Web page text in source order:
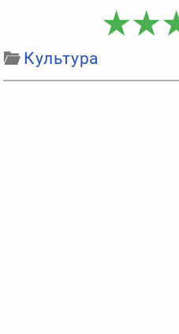
Культура